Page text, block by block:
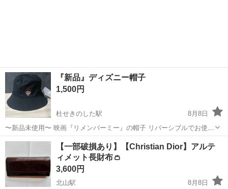
『新品』ディズニー帽子
1,500円
杜せきのした駅
8月8日
〜新品未使用〜 映画『リメンバーミー』の帽子 リバーシブルでお使い
頂けます 定価:4000円相当 ※他のサイトにも掲載してるので決まり次
宮城 名取市 杜せきのした駅 小物 リメンバーミー
【一部破損あり】【Christian Dior】アルテ
ィメット長財布👛
3,600円
北山駅
8月8日